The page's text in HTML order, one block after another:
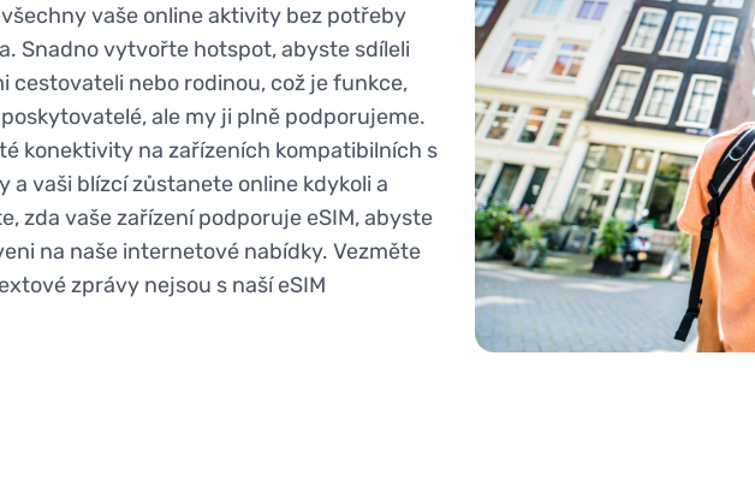
vaše online aktivity bez potřeby
Snadno vytvořte hotspot, abyste sdíleli
cestovateli nebo rodinou, což je funkce,
ale my ji plně podporujeme.
konektivity na zařízeních kompatibilních s
a vaši blízcí zůstanete online kdykoli a
zda vaše zařízení podporuje eSIM, abyste
na naše internetové nabídky. Vezměte
zprávy nejsou s naší eSIM